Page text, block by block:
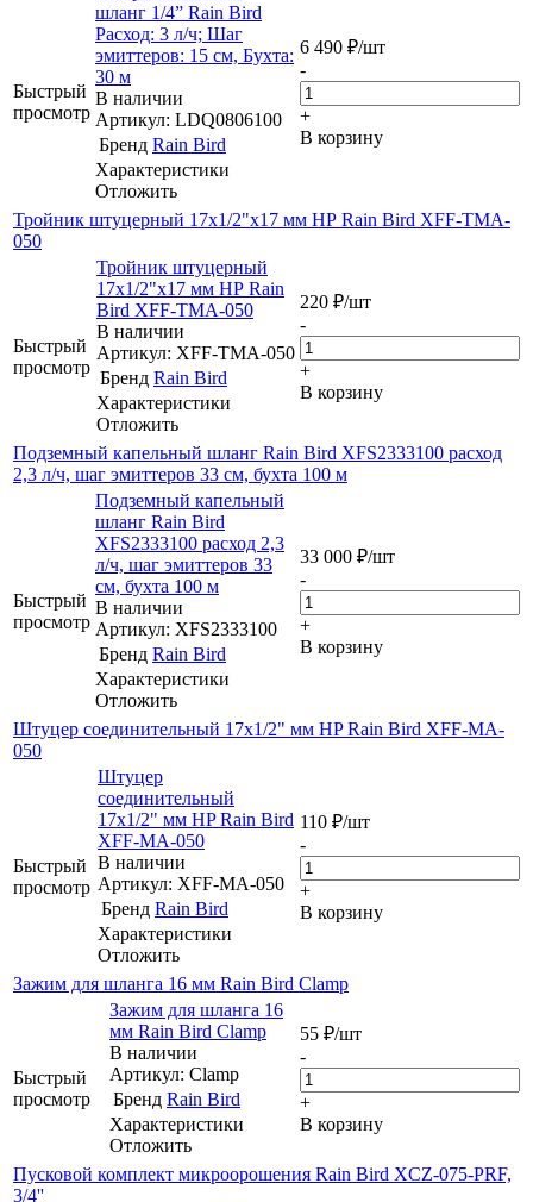
Быстрый
просмотр
шланг 1/4” Rain Bird
Расход: 3 л/ч; Шаг
эмиттеров: 15 см, Бухта:
30 м
В наличии
Артикул: LDQ0806100
Бренд Rain Bird
Характеристики
Отложить
6 490 ₽/шт
-
+
В корзину
Тройник штуцерный 17х1/2"х17 мм НР Rain Bird XFF-TMA-
050
Быстрый
просмотр
Тройник штуцерный
17х1/2"х17 мм НР Rain
Bird XFF-TMA-050
В наличии
Артикул: XFF-TMA-050
Бренд Rain Bird
Характеристики
Отложить
220 ₽/шт
-
+
В корзину
Подземный капельный шланг Rain Bird XFS2333100 расход
2,3 л/ч, шаг эмиттеров 33 см, бухта 100 м
Быстрый
просмотр
Подземный капельный
шланг Rain Bird
XFS2333100 расход 2,3
л/ч, шаг эмиттеров 33
см, бухта 100 м
В наличии
Артикул: XFS2333100
Бренд Rain Bird
Характеристики
Отложить
33 000 ₽/шт
-
+
В корзину
Штуцер соединительный 17х1/2" мм HP Rain Bird XFF-MA-
050
Быстрый
просмотр
Штуцер
соединительный
17х1/2" мм HP Rain Bird
XFF-MA-050
В наличии
Артикул: XFF-MA-050
Бренд Rain Bird
Характеристики
Отложить
110 ₽/шт
-
+
В корзину
Зажим для шланга 16 мм Rain Bird Clamp
Быстрый
просмотр
Зажим для шланга 16
мм Rain Bird Clamp
В наличии
Артикул: Clamp
Бренд Rain Bird
Характеристики
Отложить
55 ₽/шт
-
+
В корзину
Пусковой комплект микроорошения Rain Bird XCZ-075-PRF,
3/4''